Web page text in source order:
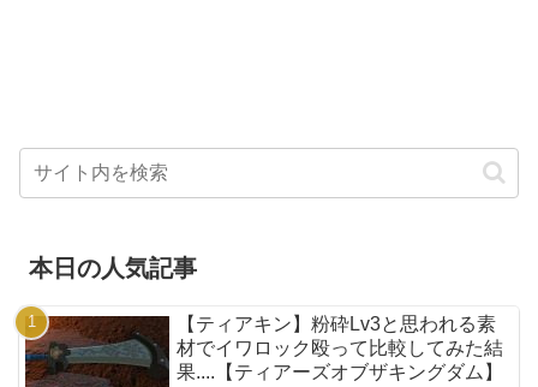
本日の人気記事
【ティアキン】粉砕Lv3と思われる素
材でイワロック殴って比較してみた結
果....【ティアーズオブザキングダム】